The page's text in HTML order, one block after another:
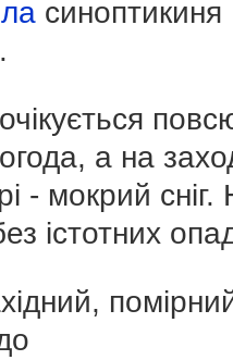
синоптикиня
а на
- мокрий сніг.
істотних